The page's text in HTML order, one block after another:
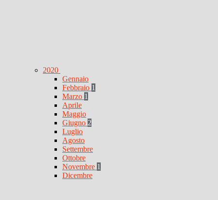
2020
Gennaio
Febbraio 1
Marzo 1
Aprile
Maggio
Giugno 2
Luglio
Agosto
Settembre
Ottobre
Novembre 1
Dicembre